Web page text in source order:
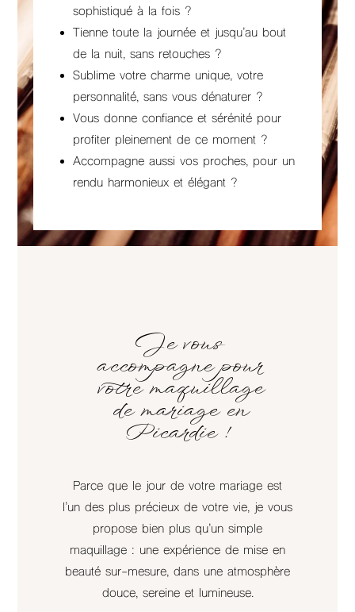
sophistiqué à la fois ?
Tienne toute la journée et jusqu’au bout
de la nuit, sans retouches ?
Sublime votre charme unique, votre
personnalité, sans vous dénaturer ?
Vous donne confiance et sérénité pour
profiter pleinement de ce moment ?
Accompagne aussi vos proches, pour un
rendu harmonieux et élégant ?
Je vous
accompagne pour
votre maquillage
de mariage en
Picardie !
Parce que le jour de votre mariage est
l’un des plus précieux de votre vie, je vous
propose bien plus qu’un simple
maquillage : une expérience de mise en
beauté sur-mesure, dans une atmosphère
douce, sereine et lumineuse.